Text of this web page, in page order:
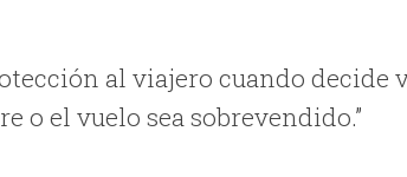
al viajero cuando decide
o el vuelo sea sobrevendido.”